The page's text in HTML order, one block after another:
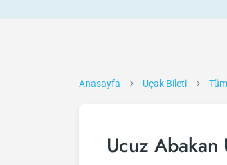
Anasayfa Uçak Bileti
Ucuz Abakan